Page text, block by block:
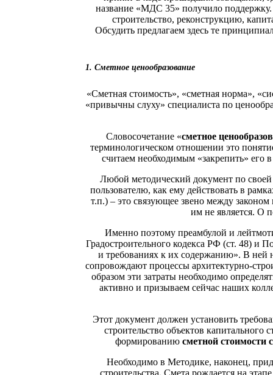
название «МДС 35» получило поддержку.
строительство, реконструкцию,
Обсудить предлагаем здесь те
1. Сметное ценообразование
«Сметная стоимость», «сметная норма»,
«привычны слуху» специалиста по
Словосочетание «сметное
терминологическом отношении это
считаем необходимым «закрепить»
Любой методический документ по
пользователю, как ему действовать в
т.п.) – это связующее звено между
им не является. О
Именно поэтому преамбулой и
Градостроительного кодекса РФ (ст. 48) и
и требованиях к их содержанию». В ней
сопровождают процессы архитектурно-
образом эти затраты необходимо
активно и призываем сейчас наших
Этот документ должен установить
строительство объектов капитального
формированиюсметной стоимости
Необходимо в Методике, наконец,
строительства. Смета рождается на